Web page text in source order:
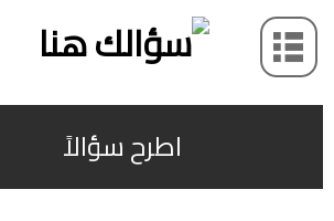
اطرح سؤالاً